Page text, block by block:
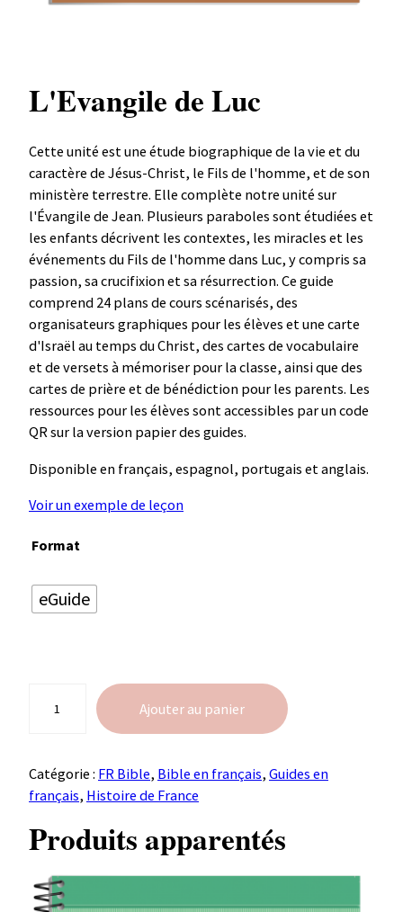
L'Evangile de Luc
Cette unité est une étude biographique de la vie et du
caractère de Jésus-Christ, le Fils de l'homme, et de son
ministère terrestre. Elle complète notre unité sur
l'Évangile de Jean. Plusieurs paraboles sont étudiées et
les enfants décrivent les contextes, les miracles et les
événements du Fils de l'homme dans Luc, y compris sa
passion, sa crucifixion et sa résurrection. Ce guide
comprend 24 plans de cours scénarisés, des
organisateurs graphiques pour les élèves et une carte
d'Israël au temps du Christ, des cartes de vocabulaire
et de versets à mémoriser pour la classe, ainsi que des
cartes de prière et de bénédiction pour les parents. Les
ressources pour les élèves sont accessibles par un code
QR sur la version papier des guides.
Disponible en français, espagnol, portugais et anglais.
Voir un exemple de leçon
Format
eGuide
a
n
i
e
Ajouter au panier
Catégorie : FR Bible, Bible en français, Guides en
français, Histoire de France
Produits apparentés